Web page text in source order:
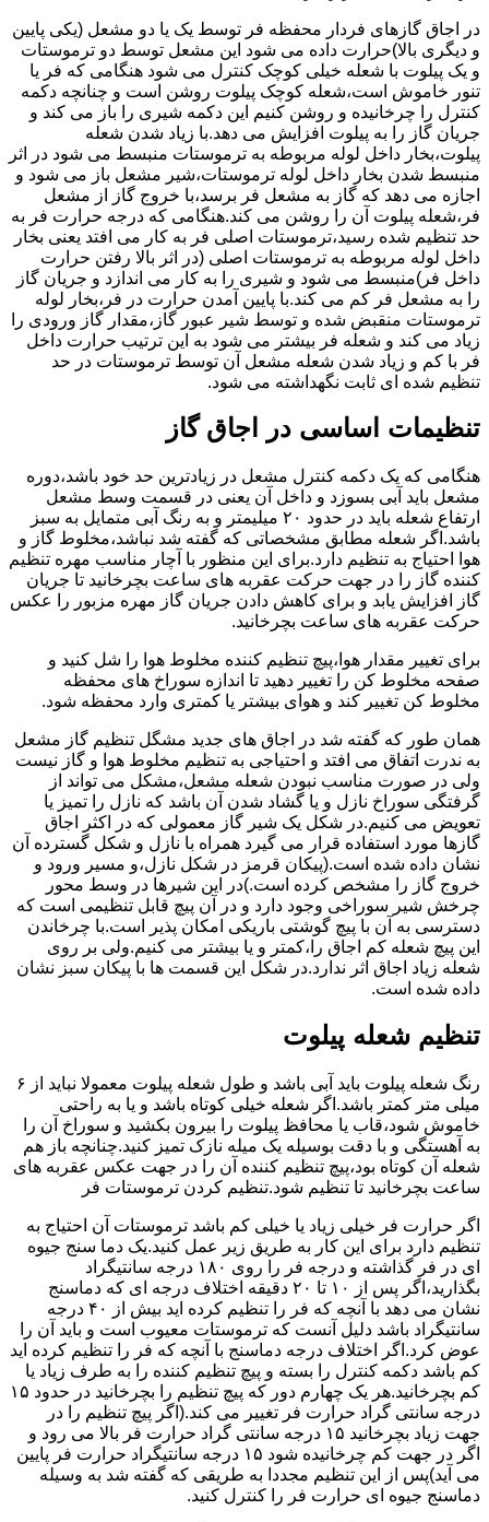
در اجاق گازهای فردار محفظه فر توسط یک یا دو مشعل (یکی پایین
و دیگری بالا)حرارت داده می شود این مشعل توسط دو ترموستات
و یک پیلوت با شعله خیلی کوچک کنترل می شود هنگامی که فر یا
تنور خاموش است،شعله کوچک پیلوت روشن است و چنانچه دکمه
کنترل را چرخانیده و روشن کنیم این دکمه شیری را باز می کند و
جریان گاز را به پیلوت افزایش می دهد.با زیاد شدن شعله
پیلوت،بخار داخل لوله مربوطه به ترموستات منبسط می شود در اثر
منبسط شدن بخار داخل لوله ترموستات،شیر مشعل باز می شود و
اجازه می دهد که گاز به مشعل فر برسد،با خروج گاز از مشعل
فر،شعله پیلوت آن را روشن می کند.هنگامی که درجه حرارت فر به
حد تنظیم شده رسید،ترموستات اصلی فر به کار می افتد یعنی بخار
داخل لوله مربوطه به ترموستات اصلی (در اثر بالا رفتن حرارت
داخل فر)منبسط می شود و شیری را به کار می اندازد و جریان گاز
را به مشعل فر کم می کند.با پایین آمدن حرارت در فر،بخار لوله
ترموستات منقبض شده و توسط شیر عبور گاز،مقدار گاز ورودی را
زیاد می کند و شعله فر بیشتر می شود به این ترتیب حرارت داخل
فر با کم و زیاد شدن شعله مشعل آن توسط ترموستات در حد
تنظیم شده ای ثابت نگهداشته می شود.
تنظیمات اساسی در اجاق گاز
هنگامی که یک دکمه کنترل مشعل در زیادترین حد خود باشد،دوره
مشعل باید آبی بسوزد و داخل آن یعنی در قسمت وسط مشعل
ارتفاع شعله باید در حدود ۲۰ میلیمتر و به رنگ آبی متمایل به سبز
باشد.اگر شعله مطابق مشخصاتی که گفته شد نباشد،مخلوط گاز و
هوا احتیاج به تنظیم دارد.برای این منظور با آچار مناسب مهره تنظیم
کننده گاز را در جهت حرکت عقربه های ساعت بچرخانید تا جریان
گاز افزایش یابد و برای کاهش دادن جریان گاز مهره مزبور را عکس
حرکت عقربه های ساعت بچرخانید.
برای تغییر مقدار هوا،پیچ تنظیم کننده مخلوط هوا را شل کنید و
صفحه مخلوط کن را تغییر دهید تا اندازه سوراخ های محفظه
مخلوط کن تغییر کند و هوای بیشتر یا کمتری وارد محفظه شود.
همان طور که گفته شد در اجاق های جدید مشگل تنظیم گاز مشعل
به ندرت اتفاق می افتد و احتیاجی به تنظیم مخلوط هوا و گاز نیست
ولی در صورت مناسب نبودن شعله مشعل،مشکل می تواند از
گرفتگی سوراخ نازل و یا گشاد شدن آن باشد که نازل را تمیز یا
تعویض می کنیم.در شکل یک شیر گاز معمولی که در اکثر اجاق
گازها مورد استفاده قرار می گیرد همراه با نازل و شکل گسترده آن
نشان داده شده است.(پیکان قرمز در شکل نازل،و مسیر ورود و
خروج گاز را مشخص کرده است.)در این شیرها در وسط محور
چرخش شیر سوراخی وجود دارد و در آن پیچ قابل تنظیمی است که
دسترسی به آن با پیچ گوشتی باریکی امکان پذیر است.با چرخاندن
این پیچ شعله کم اجاق را،کمتر و یا بیشتر می کنیم.ولی بر روی
شعله زیاد اجاق اثر ندارد.در شکل این قسمت ها با پیکان سبز نشان
داده شده است.
تنظیم شعله پیلوت
رنگ شعله پیلوت باید آبی باشد و طول شعله پیلوت معمولا نباید از ۶
میلی متر کمتر باشد.اگر شعله خیلی کوتاه باشد و یا به راحتی
خاموش شود،قاب یا محافظ پیلوت را بیرون بکشید و سوراخ آن را
به آهستگی و با دقت بوسیله یک میله نازک تمیز کنید.چنانچه باز هم
شعله آن کوتاه بود،پیچ تنظیم کننده آن را در جهت عکس عقربه های
ساعت بچرخانید تا تنظیم شود.تنظیم کردن ترموستات فر
اگر حرارت فر خیلی زیاد یا خیلی کم باشد ترموستات آن احتیاج به
تنظیم دارد برای این کار به طریق زیر عمل کنید.یک دما سنج جیوه
ای در فر گذاشته و درجه فر را روی ۱۸۰ درجه سانتیگراد
بگذارید،اگر پس از ۱۰ تا ۲۰ دقیقه اختلاف درجه ای که دماسنج
نشان می دهد با آنچه که فر را تنظیم کرده اید بیش از ۴۰ درجه
سانتیگراد باشد دلیل آنست که ترموستات معیوب است و باید آن را
عوض کرد.اگر اختلاف درجه دماسنج با آنچه که فر را تنظیم کرده اید
کم باشد دکمه کنترل را بسته و پیچ تنظیم کننده را به طرف زیاد یا
کم بچرخانید.هر یک چهارم دور که پیچ تنظیم را بچرخانید در حدود ۱۵
درجه سانتی گراد حرارت فر تغییر می کند.(اگر پیچ تنظیم را در
جهت زیاد بچرخانید ۱۵ درجه سانتی گراد حرارت فر بالا می رود و
اگر در جهت کم چرخانیده شود ۱۵ درجه سانتیگراد حرارت فر پایین
می آید)پس از این تنظیم مجددا به طریقی که گفته شد به وسیله
دماسنج جیوه ای حرارت فر را کنترل کنید.